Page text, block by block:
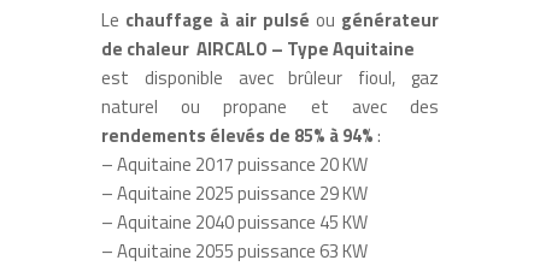
Le chauffage à air pulsé ou générateur
de chaleur AIRCALO – Type Aquitaine
est disponible avec brûleur fioul, gaz
naturel ou propane et avec des
rendements élevés de 85% à 94%:
– Aquitaine 2017 puissance 20 KW
– Aquitaine 2025 puissance 29 KW
– Aquitaine 2040 puissance 45 KW
– Aquitaine 2055 puissance 63 KW